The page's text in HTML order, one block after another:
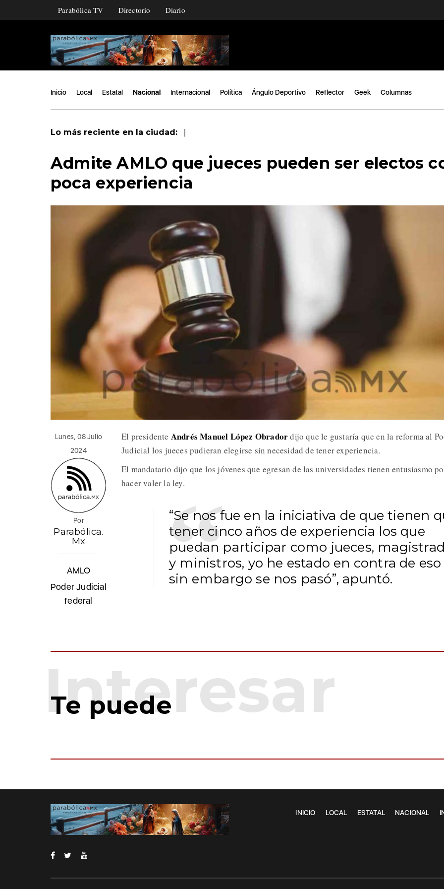
Parabólica TV Directorio Diario
Inicio Local Estatal Nacional Internacional Política Ángulo Deportivo Reflector Geek Columnas
Lo más reciente en la ciudad: |
Admite AMLO que jueces pueden ser electos
poca experiencia
Lunes, 08 Julio
2024
Por
Parabólica.
Mx
AMLO
Poder Judicial
federal
El presidente Andrés Manuel López Obradordijo que le gustaría que en la reforma al
Judicial los jueces pudieran elegirse sin necesidad de tener experiencia.
El mandatario dijo que los jóvenes que egresan de las universidades tienen entusiasmo
hacer valer la ley.
“Se nos fue en la iniciativa de que tienen
tener cinco años de experiencia los que
puedan participar como jueces,
y ministros, yo he estado en contra de eso
sin embargo se nos pasó”, apuntó.
Te puede
INICIO LOCAL ESTATAL NACIONAL